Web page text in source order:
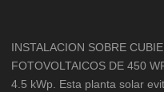
INSTALACION SOBRE
FOTOVOLTAICOS DE 450
4.5 kWp. Esta planta solar